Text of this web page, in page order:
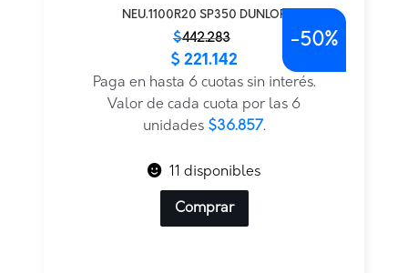
NEU.1100R20 SP350 DUNLOP
$442.283
original
actual
$ 221.142
Paga en hasta 6 cuotas sin interés.
Valor de cada cuota por las 6
unidades $36.857.
-50%
11 disponibles
Comprar